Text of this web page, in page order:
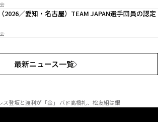
2026／愛知・名古屋）TEAM JAPAN選手団員の認定
最新ニュース一覧
ス登坂と渡利が「金」 バド高橋礼、松友組は銀